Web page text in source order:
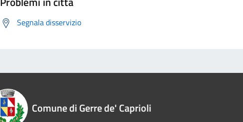
Segnala disservizio
Comune di Gerre de' Caprioli